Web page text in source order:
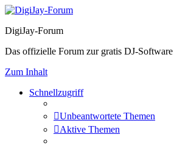
DigiJay-Forum
Das offizielle Forum zur gratis DJ-Software
Zum Inhalt
Schnellzugriff
Unbeantwortete Themen
Aktive Themen